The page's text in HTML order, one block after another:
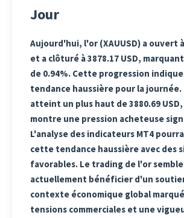
Jour
Aujourd'hui, l'or (XAUUSD) a ouvert à
et a clôturé à 3878.17 USD,
de 0.94%. Cette progression
tendance haussière pour la journée.
atteint un plus haut de 3880.69
montre une pression acheteuse
L'analyse des indicateurs MT4
cette tendance haussière avec des
favorables. Le trading de l'or semble
actuellement bénéficier d'un
contexte économique global
tensions commerciales et une